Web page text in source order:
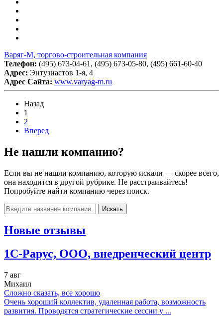
Варяг-М, торгово-строительная компания
Телефон: (495) 673-04-61, (495) 673-05-80, (495) 661-60-40
Адрес: Энтузиастов 1-я, 4
Адрес Сайта: www.varyag-m.ru
Назад
1
2
Вперед
Не нашли компанию?
Если вы не нашли компанию, которую искали — скорее всего,
она находится в другой рубрике. Не расстраивайтесь!
Попробуйте найти компанию через поиск.
Искать
Новые отзывы
1C-Рарус, ООО, внедренческий центр
7 авг
Михаил
Сложно сказать, все хорошо
Очень хороший коллектив, удаленная работа, возможность
развития. Проводятся стратегические сессии у ...